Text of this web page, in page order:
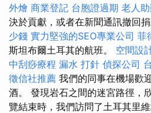
外燴 商業登記 台胞證過期 老人
決於貢獻，或者在新聞通訊撤回捐
少錢 實力堅強的SEO專業公司 菲
斯坦布爾土耳其的航班。 空間設
中刮痧療程 漏水 打針 偵探公司
徵信社推薦 我們的同事在機場歡
酒。 發現岩石之間的迷宮路徑，
覽結束時，我們訪問了土耳其里